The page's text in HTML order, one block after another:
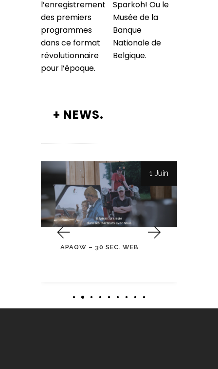
l’enregistrement
des premiers
programmes
dans ce format
révolutionnaire
pour l’époque.
Sparkoh! Ou le
Musée de la
Banque
Nationale de
Belgique.
+ NEWS.
1 Juin
APAQW – 30 SEC. WEB